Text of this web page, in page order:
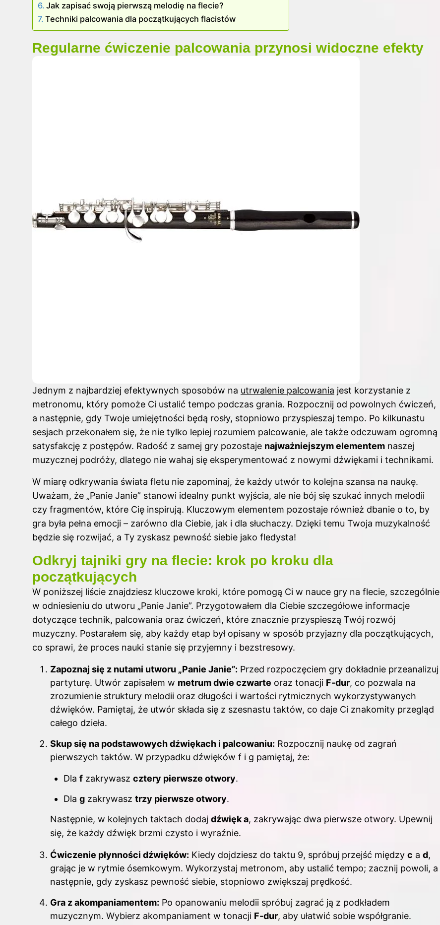
Jak zapisać swoją pierwszą melodię na flecie?
Techniki palcowania dla początkujących flacistów
Regularne ćwiczenie palcowania przynosi widoczne efekty
Jednym z najbardziej efektywnych sposobów na utrwalenie palcowania jest korzystanie z
metronomu, który pomoże Ci ustalić tempo podczas grania. Rozpocznij od powolnych ćwiczeń,
a następnie, gdy Twoje umiejętności będą rosły, stopniowo przyspieszaj tempo. Po kilkunastu
sesjach przekonałem się, że nie tylko lepiej rozumiem palcowanie, ale także odczuwam ogromną
satysfakcję z postępów. Radość z samej gry pozostaje najważniejszym elementem naszej
muzycznej podróży, dlatego nie wahaj się eksperymentować z nowymi dźwiękami i technikami.
W miarę odkrywania świata fletu nie zapominaj, że każdy utwór to kolejna szansa na naukę.
Uważam, że „Panie Janie” stanowi idealny punkt wyjścia, ale nie bój się szukać innych melodii
czy fragmentów, które Cię inspirują. Kluczowym elementem pozostaje również dbanie o to, by
gra była pełna emocji – zarówno dla Ciebie, jak i dla słuchaczy. Dzięki temu Twoja muzykalność
będzie się rozwijać, a Ty zyskasz pewność siebie jako fledysta!
Odkryj tajniki gry na flecie: krok po kroku dla
początkujących
W poniższej liście znajdziesz kluczowe kroki, które pomogą Ci w nauce gry na flecie, szczególnie
w odniesieniu do utworu „Panie Janie”. Przygotowałem dla Ciebie szczegółowe informacje
dotyczące technik, palcowania oraz ćwiczeń, które znacznie przyspieszą Twój rozwój
muzyczny. Postarałem się, aby każdy etap był opisany w sposób przyjazny dla początkujących,
co sprawi, że proces nauki stanie się przyjemny i bezstresowy.
Zapoznaj się z nutami utworu „Panie Janie”: Przed rozpoczęciem gry dokładnie przeanalizuj
partyturę. Utwór zapisałem w metrum dwie czwarte oraz tonacji F-dur, co pozwala na
zrozumienie struktury melodii oraz długości i wartości rytmicznych wykorzystywanych
dźwięków. Pamiętaj, że utwór składa się z szesnastu taktów, co daje Ci znakomity przegląd
całego dzieła.
Skup się na podstawowych dźwiękach i palcowaniu: Rozpocznij naukę od zagrań
pierwszych taktów. W przypadku dźwięków f i g pamiętaj, że:
Dla f zakrywasz cztery pierwsze otwory.
Dla g zakrywasz trzy pierwsze otwory.
Następnie, w kolejnych taktach dodaj dźwięk a, zakrywając dwa pierwsze otwory. Upewnij
się, że każdy dźwięk brzmi czysto i wyraźnie.
Ćwiczenie płynności dźwięków: Kiedy dojdziesz do taktu 9, spróbuj przejść między c a d,
grając je w rytmie ósemkowym. Wykorzystaj metronom, aby ustalić tempo; zacznij powoli, a
następnie, gdy zyskasz pewność siebie, stopniowo zwiększaj prędkość.
Gra z akompaniamentem: Po opanowaniu melodii spróbuj zagrać ją z podkładem
muzycznym. Wybierz akompaniament w tonacji F-dur, aby ułatwić sobie współgranie.